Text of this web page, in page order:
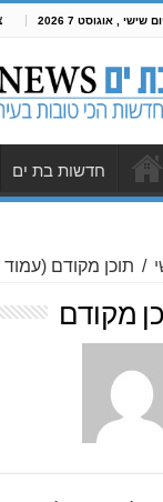
שישי , אוגוסט 7 2026
חדשות בת ים
/ תוכן מקודם (עמוד 8)
מקודם